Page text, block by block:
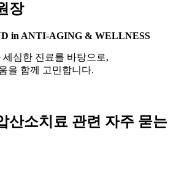
장
in ANTI-AGING & WELLNESS
심한 진료를 바탕으로,
을 함께 고민합니다.
산소치료 관련 자주 묻는